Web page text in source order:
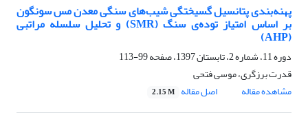
پهنه‌بندی پتانسیل گسیختگی شیب‌های سنگی معدن مس سونگون
بر اساس امتیاز توده‌ی سنگ (SMR) و تحلیل سلسله مراتبی
(AHP)
دوره 11، شماره 2، تابستان 1397، صفحه
99-113
قدرت برزگری، موسی فتحی
مشاهده مقاله
اصل مقاله 2.15 M